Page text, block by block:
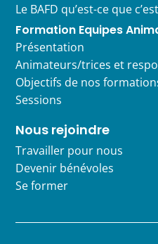
Le BAFD qu’est-ce que
Formation Equipes
Présentation
Animateurs/trices et
Objectifs de nos
Sessions
Nous rejoindre
Travailler pour nous
Devenir bénévoles
Se former